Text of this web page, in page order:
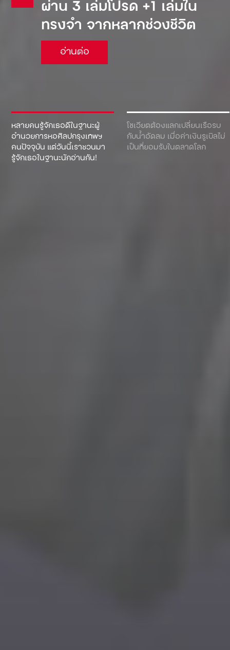
หลายคนรู้จักเธอดีในฐานะผู้
อำนวยการหอศิลปกรุงเทพฯ
คนปัจจุบัน แต่วันนี้เราชวนมา
รู้จักเธอในฐานะนักอ่านกัน!
โซเวียตต้องแลกเปลี่ยนเรือรบ
กับน้ำอัดลม เมื่อค่าเงินรูเบิลไม่
เป็นที่ยอมรับในตลาดโลก
ผ่าน 3 เล่มโปรด +1 เล่มใน
ทรงจำ จากหลากช่วงชีวิต
อ่านต่อ